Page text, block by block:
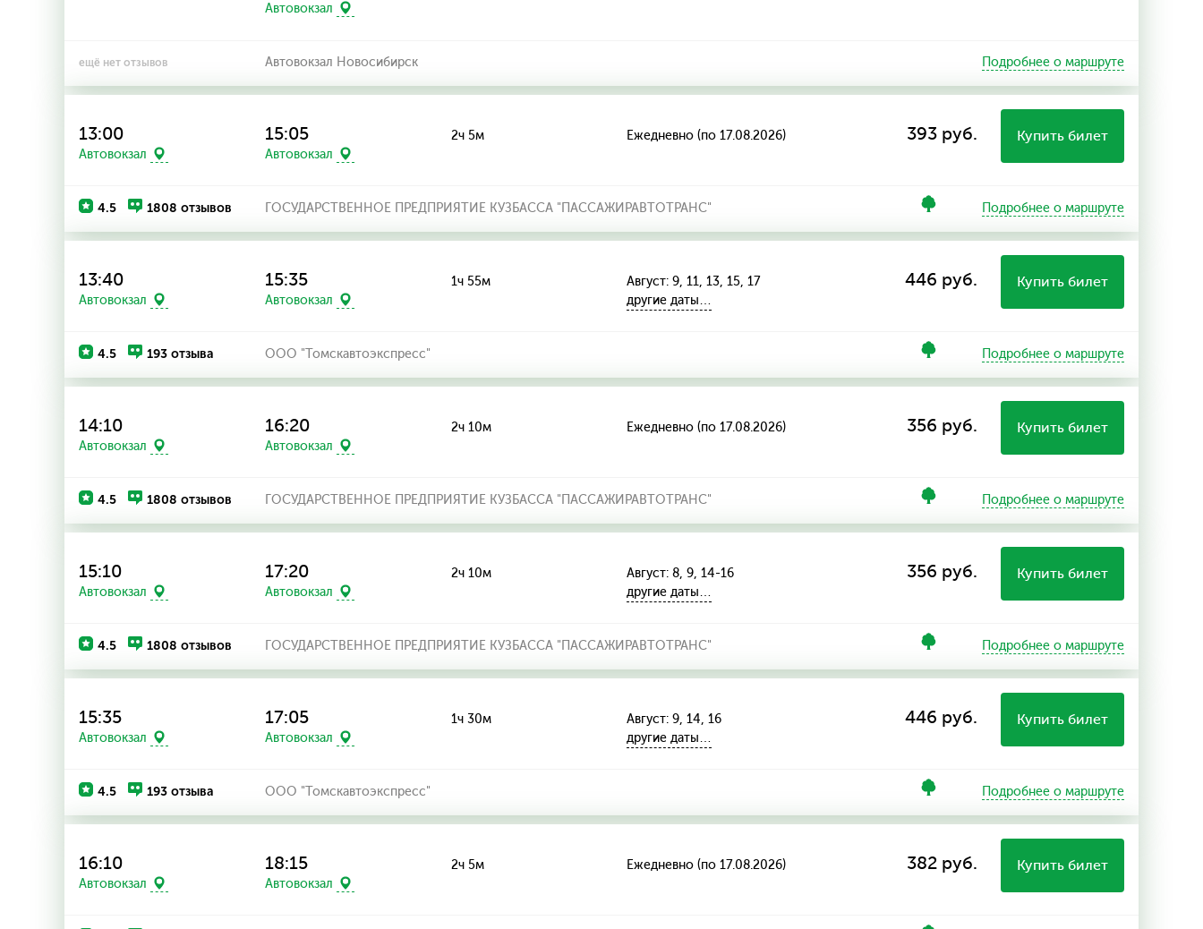
Автовокзал
ещё нет отзывов Автовокзал Новосибирск Подробнее о маршруте
13:00
Автовокзал
15:05
Автовокзал
2ч 5м Ежедневно (по 17.08.2026) 393 руб. Купить билет
4.5 1808 отзывов ГОСУДАРСТВЕННОЕ ПРЕДПРИЯТИЕ КУЗБАССА "ПАССАЖИРАВТОТРАНС" Подробнее о маршруте
13:40
Автовокзал
15:35
Автовокзал
1ч 55м
Август: 9, 11, 13, 15, 17
другие даты…
446 руб. Купить билет
4.5 193 отзыва ООО "Томскавтоэкспресс" Подробнее о маршруте
14:10
Автовокзал
16:20
Автовокзал
2ч 10м Ежедневно (по 17.08.2026) 356 руб. Купить билет
4.5 1808 отзывов ГОСУДАРСТВЕННОЕ ПРЕДПРИЯТИЕ КУЗБАССА "ПАССАЖИРАВТОТРАНС" Подробнее о маршруте
15:10
Автовокзал
17:20
Автовокзал
2ч 10м
Август: 8, 9, 14-16
другие даты…
356 руб. Купить билет
4.5 1808 отзывов ГОСУДАРСТВЕННОЕ ПРЕДПРИЯТИЕ КУЗБАССА "ПАССАЖИРАВТОТРАНС" Подробнее о маршруте
15:35
Автовокзал
17:05
Автовокзал
1ч 30м
Август: 9, 14, 16
другие даты…
446 руб. Купить билет
4.5 193 отзыва ООО "Томскавтоэкспресс" Подробнее о маршруте
16:10
Автовокзал
18:15
Автовокзал
2ч 5м Ежедневно (по 17.08.2026) 382 руб. Купить билет